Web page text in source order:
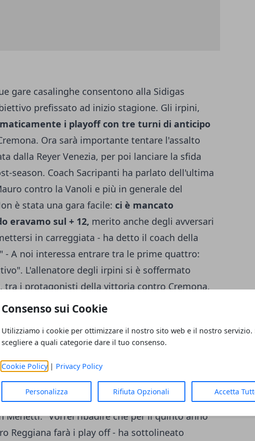
Consenso sui Cookie
Utilizziamo i cookie per ottimizzare il nostro sito web e il nostro servizio.
scegliere a quali categorie dare il tuo consenso.
Cookie Policy| Privacy Policy
Personalizza Rifiuta Opzionali Accetta
gare casalinghe consentono alla Sidigas
prefissato ad inizio stagione. Gli irpini,
i playoff con tre turni di anticipo
Ora sarà importante tentare l'assalto
dalla Reyer Venezia, per poi lanciare la sfida
season. Coach Sacripanti ha parlato dell'ultima
contro la Vanoli e più in generale del
è stata una gara facile: ci è mancato
eravamo sul + 12, merito anche degli avversari
in carreggiata - ha detto il coach della
- A noi interessa entrare tra le prime quattro:
L'allenatore degli irpini si è soffermato
, tra i protagonisti della vittoria contro Cremona.
e
mi è sembrato giusto tenerlo in campo
in quel momento, far giocare chi stava
un rapido passaggio sul mercato.
caso - ha rivelato Sacripanti - Confido in
darci mano e saper stare in campo al
anche la Grissin Bon Reggio Emilia : un
Menetti. "Vorrei ribadire che per il quinto anno
Reggiana farà i play off - ha sottolineato